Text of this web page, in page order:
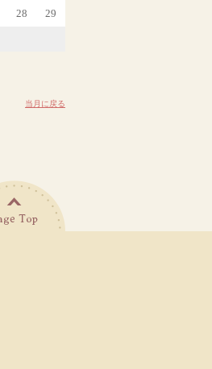
28 29
当月に戻る